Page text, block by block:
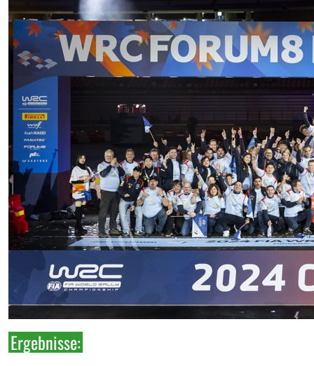
Ergebnisse: